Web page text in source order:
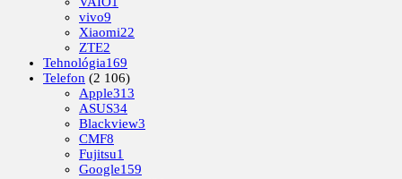
vivo9
Xiaomi22
ZTE2
Tehnológia169
Telefon (2 106)
Apple313
ASUS34
Blackview3
CMF8
Fujitsu1
Google159